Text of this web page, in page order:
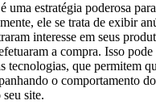
uma estratégia poderosa
ele se trata de exibir
interesse em seus
a compra. Isso
tecnologias, que permitem
o comportamento
site.